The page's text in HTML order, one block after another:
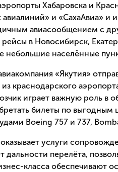
Хабаровска и
авиалиний» и «СахаАвиа»
авиасообщением с
в Новосибирск,
небольшие населённые
«Якутия»
краснодарского
играет важную роль в
билеты по выгодным
Boeing 757 и 737,
услуги
дальности перелёта,
класса